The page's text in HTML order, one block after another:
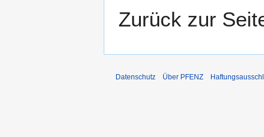
Zurück zur
Datenschutz Über PFENZ